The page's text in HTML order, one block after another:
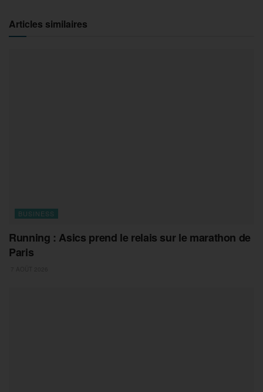
Articles similaires
BUSINESS
Running : Asics prend le relais sur le marathon de
Paris